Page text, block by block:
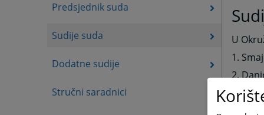
Predsjednik suda
Sudije suda
Dodatne sudije
Stručni saradnici
U
1.
2.
3.